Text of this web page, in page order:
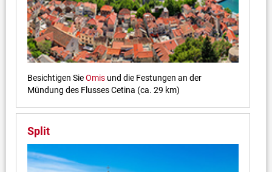
Besichtigen SieOmisund die Festungen an der
Mündung des Flusses Cetina (ca. 29 km)
Split